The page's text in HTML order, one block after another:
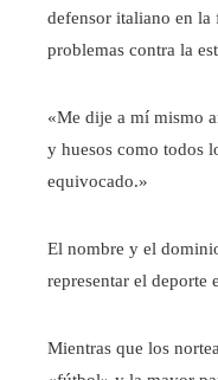
defensor italiano en la
problemas contra la
«Me dije a mí mismo
y huesos como todos
equivocado.»
El nombre y el
representar el deporte
Mientras que los